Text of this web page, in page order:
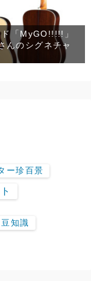
「MyGO!!!!!」
んのシグネチャ
ー珍百景
豆知識